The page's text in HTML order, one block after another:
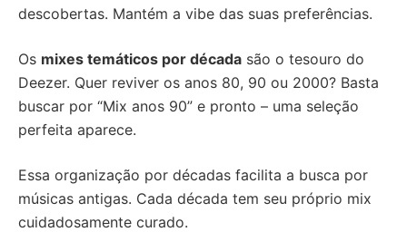
descobertas. Mantém a vibe das suas preferências.
Os mixes temáticos por década são o tesouro do
Deezer. Quer reviver os anos 80, 90 ou 2000? Basta
buscar por “Mix anos 90” e pronto – uma seleção
perfeita aparece.
Essa organização por décadas facilita a busca por
músicas antigas. Cada década tem seu próprio mix
cuidadosamente curado.